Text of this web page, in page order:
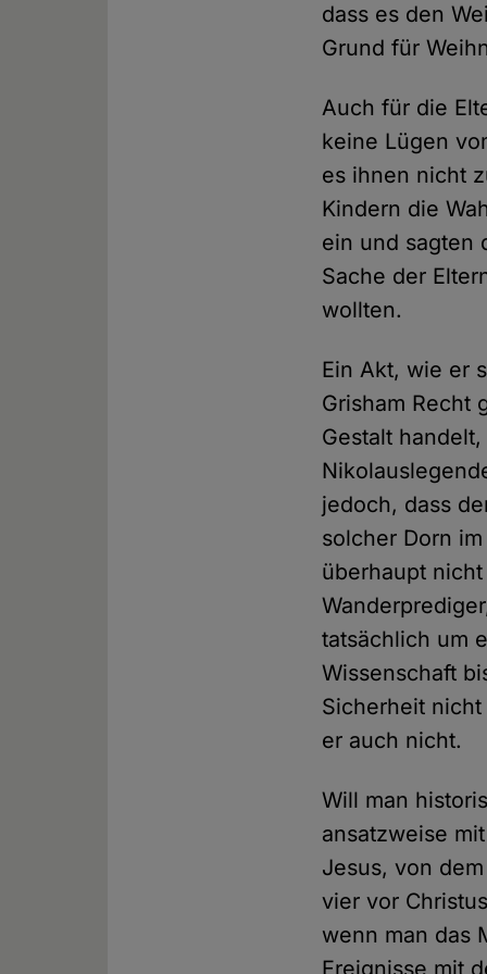
dass es den
Grund für
Auch für die
keine Lügen
es ihnen nicht
Kindern die
ein und sagten
Sache der
wollten.
Ein Akt, wie er
Grisham Recht
Gestalt
jedoch, dass
solcher Dorn
überhaupt
tatsächlich um
Wissenschaft
Sicherheit
er auch nicht.
Will man
ansatzweise
Jesus, von
vier vor
wenn man das